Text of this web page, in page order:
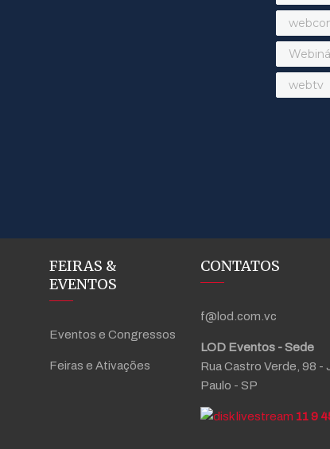
webtv
FEIRAS &
EVENTOS
Eventos e Congressos
Feiras e Ativações
CONTATOS
f@lod.com.vc
LOD Eventos - Sede
Rua Castro Verde, 98 -
Paulo - SP
11 9